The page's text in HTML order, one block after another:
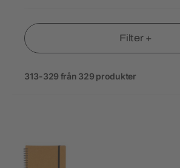
Filter +
313-329 från 329 produkter